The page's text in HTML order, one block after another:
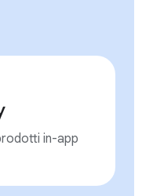
in-app